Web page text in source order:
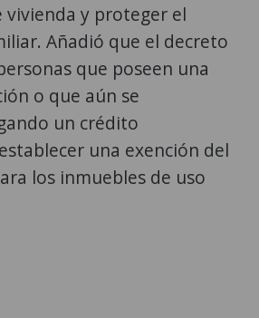
y proteger el
Añadió que el decreto
que poseen una
o que aún se
un crédito
una exención del
los inmuebles de uso